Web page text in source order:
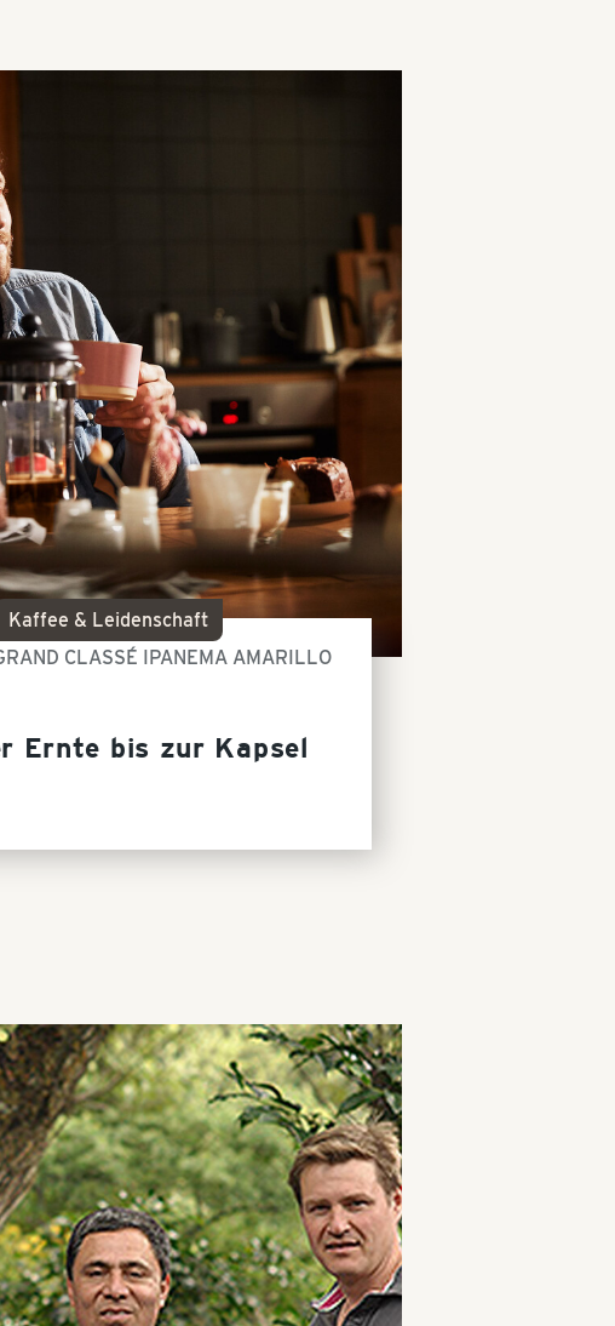
Kaffee & Leidenschaft
CLASSÉ IPANEMA AMARILLO
Ernte bis zur Kapsel